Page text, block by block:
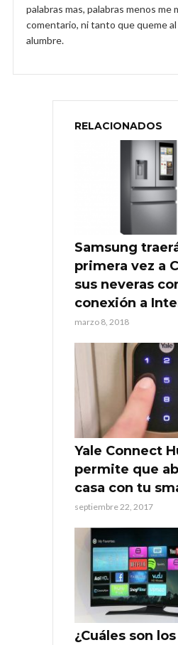
palabras mas, palabras menos me
comentario, ni tanto que queme
alumbre.
RELACIONADOS
Samsung
primera vez a
sus neveras
conexión a
marzo 8, 2018
Yale Connect
permite que
casa con tu
septiembre 22, 2017
¿Cuáles son los